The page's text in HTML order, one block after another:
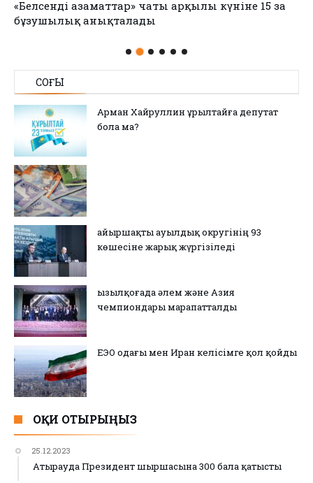
«Белсенді азаматтар» чаты арқылы күніне 15 заң
бұзушылық анықталады
СОҢҒЫ
Арман Хайруллин Құрылтайға депутат
бола ма?
Қайыршақты ауылдық округінің 93
көшесіне жарық жүргізіледі
Қызылқоғада әлем және Азия
чемпиондары марапатталды
ЕЭО одағы мен Иран келісімге қол қойды
ОҚИ ОТЫРЫҢЫЗ
25.12.2023
Атырауда Президент шыршасына 300 бала қатысты